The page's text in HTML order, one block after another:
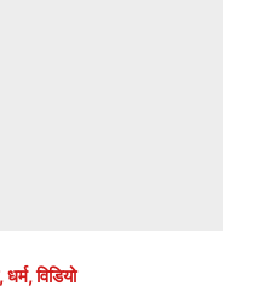
,धर्म,विडियो